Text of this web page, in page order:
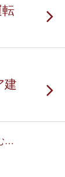
建
…